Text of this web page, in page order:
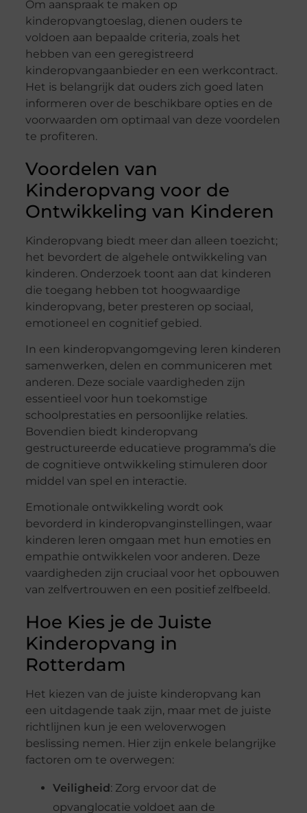
Om aanspraak te maken op
kinderopvangtoeslag, dienen ouders te
voldoen aan bepaalde criteria, zoals het
hebben van een geregistreerd
kinderopvangaanbieder en een werkcontract.
Het is belangrijk dat ouders zich goed laten
informeren over de beschikbare opties en de
voorwaarden om optimaal van deze voordelen
te profiteren.
Voordelen van
Kinderopvang voor de
Ontwikkeling van Kinderen
Kinderopvang biedt meer dan alleen toezicht;
het bevordert de algehele ontwikkeling van
kinderen. Onderzoek toont aan dat kinderen
die toegang hebben tot hoogwaardige
kinderopvang, beter presteren op sociaal,
emotioneel en cognitief gebied.
In een kinderopvangomgeving leren kinderen
samenwerken, delen en communiceren met
anderen. Deze sociale vaardigheden zijn
essentieel voor hun toekomstige
schoolprestaties en persoonlijke relaties.
Bovendien biedt kinderopvang
gestructureerde educatieve programma’s die
de cognitieve ontwikkeling stimuleren door
middel van spel en interactie.
Emotionale ontwikkeling wordt ook
bevorderd in kinderopvanginstellingen, waar
kinderen leren omgaan met hun emoties en
empathie ontwikkelen voor anderen. Deze
vaardigheden zijn cruciaal voor het opbouwen
van zelfvertrouwen en een positief zelfbeeld.
Hoe Kies je de Juiste
Kinderopvang in
Rotterdam
Het kiezen van de juiste kinderopvang kan
een uitdagende taak zijn, maar met de juiste
richtlijnen kun je een weloverwogen
beslissing nemen. Hier zijn enkele belangrijke
factoren om te overwegen:
Veiligheid: Zorg ervoor dat de
opvanglocatie voldoet aan de